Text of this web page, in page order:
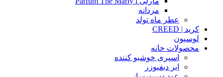
مردانه
عطر ماه تولد
کرید | CREED
لوسیون
محصولات خانه
اسپری خوشبو کننده
ایر دیفیوزر